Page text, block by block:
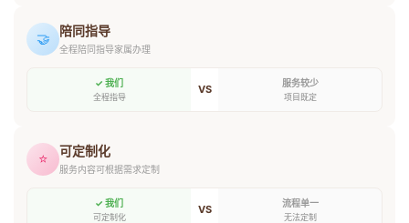
🤝 陪同指导
全程陪同指导家属办理
✓ 我们
全程指导
VS 服务较少
项目既定
⭐ 可定制化
服务内容可根据需求定制
✓ 我们
可定制化
VS 流程单一
无法定制